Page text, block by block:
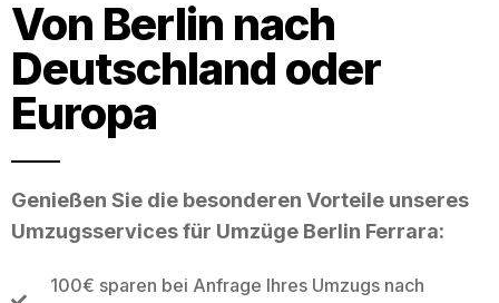
Von Berlin nach
Deutschland oder
Europa
Genießen Sie die besonderen Vorteile unseres
Umzugsservices für Umzüge Berlin Ferrara:
100€ sparen bei Anfrage Ihres Umzugs nach